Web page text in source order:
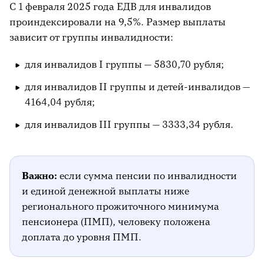
С 1 февраля 2025 года ЕДВ для инвалидов
проиндексировали на 9,5%. Размер выплаты
зависит от группы инвалидности:
для инвалидов I группы — 5830,70 рубля;
для инвалидов II группы и детей-инвалидов —
4164,04 рубля;
для инвалидов III группы — 3333,34 рубля.
Важно: если сумма пенсии по инвалидности
и единой денежной выплаты ниже
регионального прожиточного минимума
пенсионера (ПМП), человеку положена
доплата до уровня ПМП.